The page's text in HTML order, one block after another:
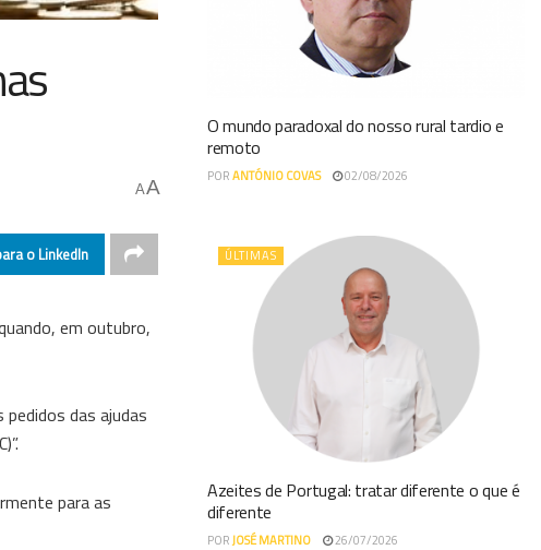
AA
o LinkedIn
em outubro,
das ajudas
para as
O mundo paradoxal do nosso rural tardio e
remoto
PORANTÓNIO COVAS 02/08/2026
ÚLTIMAS
Azeites de Portugal: tratar diferente o que é
diferente
PORJOSÉ MARTINO 26/07/2026